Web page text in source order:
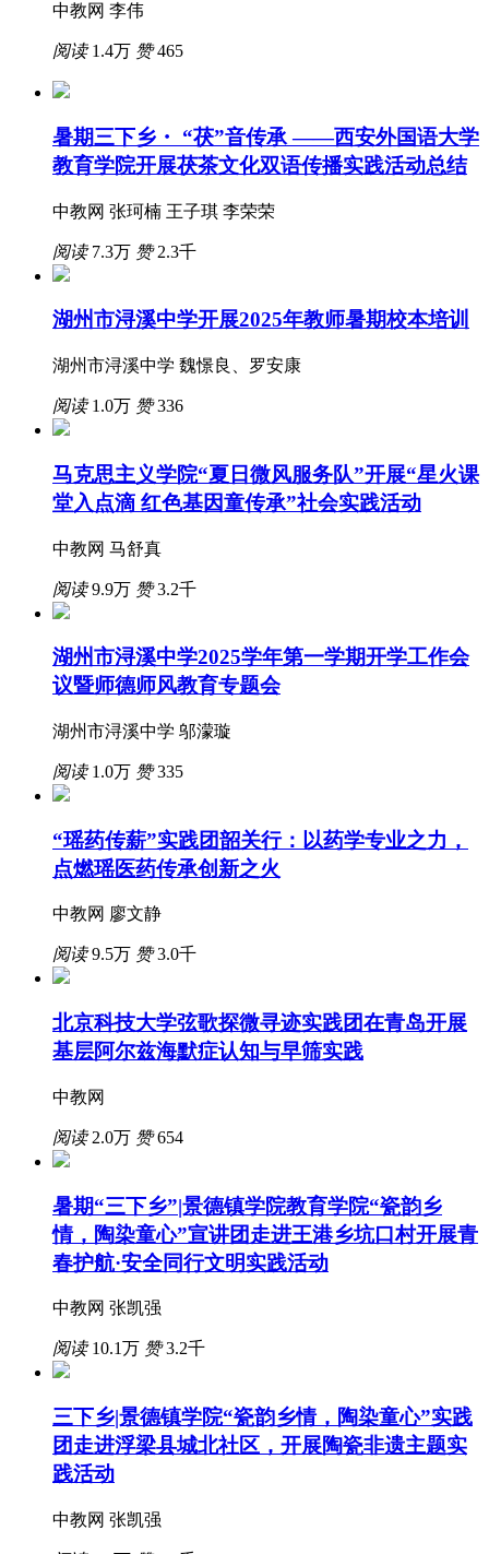
中教网 李伟
阅读1.4万 赞465
暑期三下乡・ “茯”音传承 ——西安外国语大学
教育学院开展茯茶文化双语传播实践活动总结
中教网 张珂楠 王子琪 李荣荣
阅读7.3万 赞2.3千
湖州市浔溪中学开展2025年教师暑期校本培训
湖州市浔溪中学 魏憬良、罗安康
阅读1.0万 赞336
马克思主义学院“夏日微风服务队”开展“星火课
堂入点滴 红色基因童传承”社会实践活动
中教网 马舒真
阅读9.9万 赞3.2千
湖州市浔溪中学2025学年第一学期开学工作会
议暨师德师风教育专题会
湖州市浔溪中学 邬濛璇
阅读1.0万 赞335
“瑶药传薪”实践团韶关行：以药学专业之力，
点燃瑶医药传承创新之火
中教网 廖文静
阅读9.5万 赞3.0千
北京科技大学弦歌探微寻迹实践团在青岛开展
基层阿尔兹海默症认知与早筛实践
中教网
阅读2.0万 赞654
暑期“三下乡”|景德镇学院教育学院“瓷韵乡
情，陶染童心”宣讲团走进王港乡坑口村开展青
春护航·安全同行文明实践活动
中教网 张凯强
阅读10.1万 赞3.2千
三下乡|景德镇学院“瓷韵乡情，陶染童心”实践
团走进浮梁县城北社区，开展陶瓷非遗主题实
践活动
中教网 张凯强